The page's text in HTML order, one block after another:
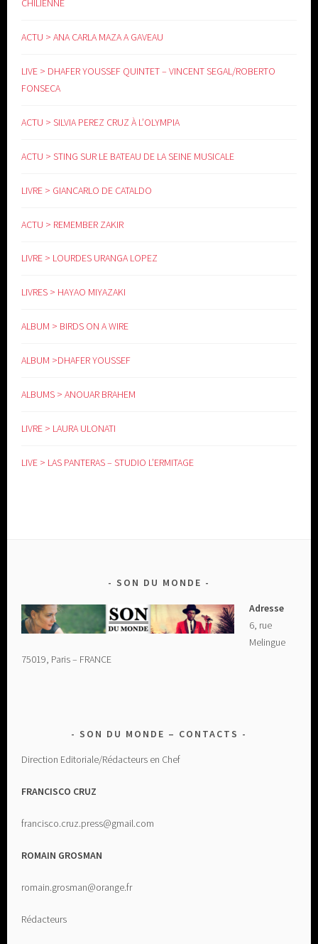
CHILIENNE
ACTU > ANA CARLA MAZA A GAVEAU
LIVE > DHAFER YOUSSEF QUINTET – VINCENT SEGAL/ROBERTO
FONSECA
ACTU > SILVIA PEREZ CRUZ À L’OLYMPIA
ACTU > STING SUR LE BATEAU DE LA SEINE MUSICALE
LIVRE > GIANCARLO DE CATALDO
ACTU > REMEMBER ZAKIR
LIVRE > LOURDES URANGA LOPEZ
LIVRES > HAYAO MIYAZAKI
ALBUM > BIRDS ON A WIRE
ALBUM >DHAFER YOUSSEF
ALBUMS > ANOUAR BRAHEM
LIVRE > LAURA ULONATI
LIVE > LAS PANTERAS – STUDIO L’ERMITAGE
SON DU MONDE
Adresse
6, rue
Melingue
75019, Paris – FRANCE
SON DU MONDE – CONTACTS
Direction Editoriale/Rédacteurs en Chef
FRANCISCO CRUZ
francisco.cruz.press@gmail.com
ROMAIN GROSMAN
romain.grosman@orange.fr
Rédacteurs